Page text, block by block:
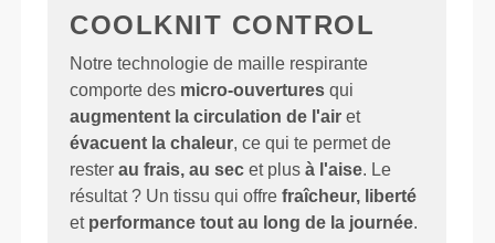
COOLKNIT CONTROL
Notre technologie de maille respirante
comporte des micro-ouvertures qui
augmentent la circulation de l'air et
évacuent la chaleur, ce qui te permet de
resterau frais, au sec et plusà l'aise. Le
résultat ? Un tissu qui offrefraîcheur, liberté
et performance tout au long de la journée.